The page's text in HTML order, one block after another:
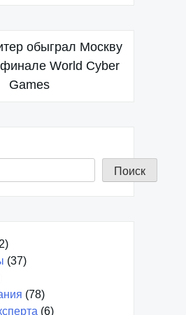
обыграл Москву
World Cyber
Games
Поиск
(37)
(78)
(6)